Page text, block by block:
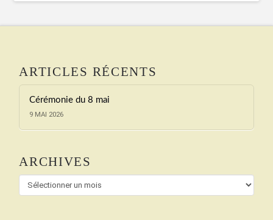
ARTICLES RÉCENTS
Cérémonie du 8 mai
9 MAI 2026
ARCHIVES
Archives